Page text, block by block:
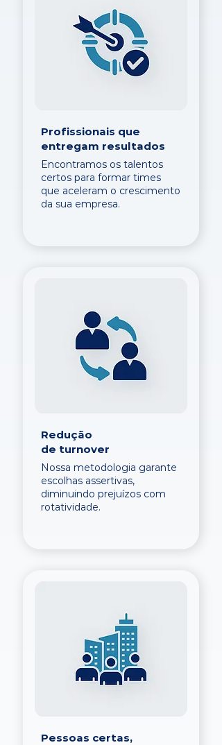
Profissionais que
entregam resultados
Encontramos os talentos
certos para formar times
que aceleram o crescimento
da sua empresa.
Redução
de turnover
Nossa metodologia garante
escolhas assertivas,
diminuindo prejuízos com
rotatividade.
Pessoas certas,